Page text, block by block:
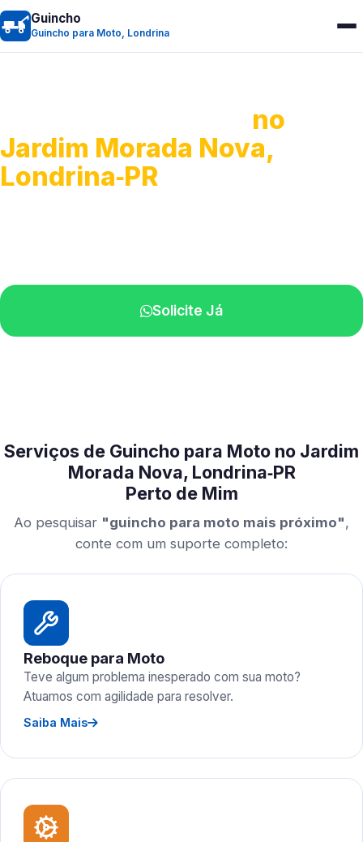
Guincho
Guincho para Moto, Londrina
no
Jardim Morada Nova,
Londrina‑PR
Solicite Já
Serviços de Guincho para Moto no Jardim
Morada Nova, Londrina‑PR
Perto de Mim
Ao pesquisar "guincho para moto mais próximo",
conte com um suporte completo:
Reboque para Moto
Teve algum problema inesperado com sua moto?
Atuamos com agilidade para resolver.
Saiba Mais